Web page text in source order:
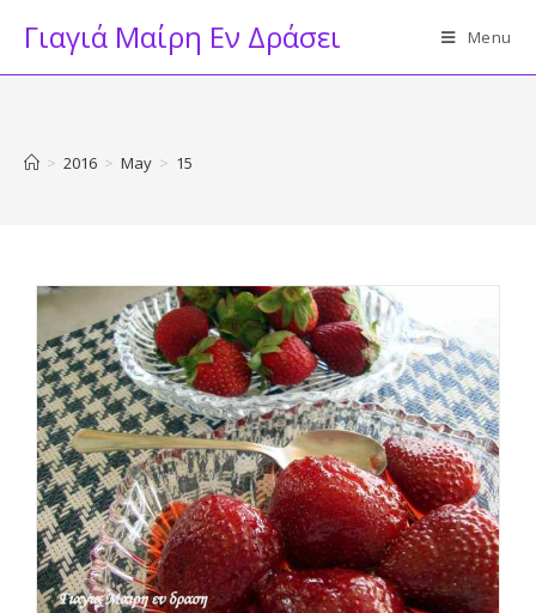
content
Γιαγιά Μαίρη Εν Δράσει Menu
> 2016 > May > 15